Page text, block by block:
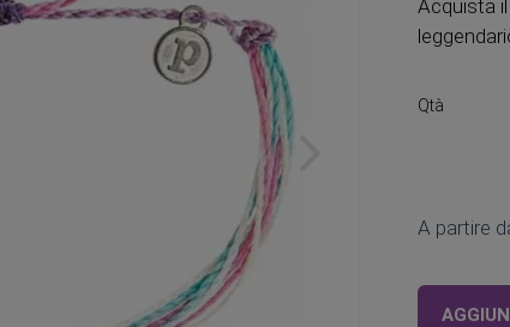
Acquista
Qtà
A partire